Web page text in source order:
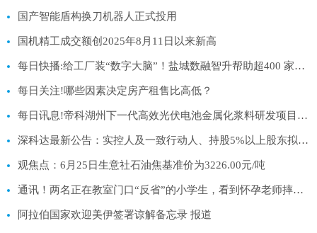
国产智能盾构换刀机器人正式投用
国机精工成交额创2025年8月11日以来新高
每日快播:给工厂装“数字大脑”！盐城数融智升帮助超400 家中小企业升级“智能制造”
每日关注!哪些因素决定房产租售比高低？
每日讯息!帝科湖州下一代高效光伏电池金属化浆料研发项目备案
深科达最新公告：实控人及一致行动人、持股5%以上股东拟合计减持不超3%股份
观焦点：6月25日生意社石油焦基准价为3226.00元/吨
通讯！两名正在教室门口“反省”的小学生，看到怀孕老师摔倒，飞奔搀扶，事后老师买汉堡炸鸡感谢，学生：当时有点害怕，但更担心老师
阿拉伯国家欢迎美伊签署谅解备忘录 报道